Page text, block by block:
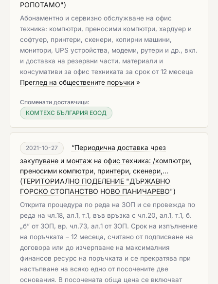
РОПОТАМО")
Абонаментно и сервизно обслужване на офис
техника: компютри, преносими компютри, хардуер и
софтуер, принтери, скенери, копирни машини,
монитори, UPS устройства, модеми, рутери и др., вкл.
и доставка на резервни части, материали и
консумативи за офис техниката за срок от 12 месеца
Преглед на обществените поръчки »
Споменати доставчици:
КОМТЕХС БЪЛГАРИЯ ЕООД
2021-10-27
“Периодична доставка чрез
закупуване и монтаж на офис техника: /компютри,
преносими компютри, принтери, скенери,...
(ТЕРИТОРИАЛНО ПОДЕЛЕНИЕ "ДЪРЖАВНО
ГОРСКО СТОПАНСТВО НОВО ПАНИЧАРЕВО")
Открита процедура по реда на ЗОП и се провежда по
реда на чл.18, ал.1, т.1, във връзка с чл.20, ал.1, т.1, б.
„б” от ЗОП, вр. чл.73, ал.1 от ЗОП. Срок на изпълнение
на поръчката – 12 месеца, считано от подписване на
договора или до изчерпване на максималния
финансов ресурс на поръчката и се прекратява при
настъпване на всяко едно от посочените две
основания. В посочената обща цена се включват